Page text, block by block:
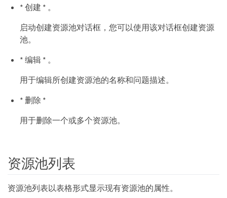
* 创建 * 。
启动创建资源池对话框，您可以使用该对话框创建资源
池。
* 编辑 * 。
用于编辑所创建资源池的名称和问题描述。
* 删除 *
用于删除一个或多个资源池。
资源池列表
资源池列表以表格形式显示现有资源池的属性。